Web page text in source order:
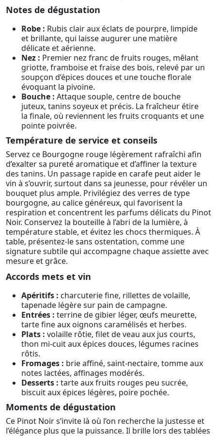
Notes de dégustation
Robe : Rubis clair aux éclats de pourpre, limpide
et brillante, qui laisse augurer une matière
délicate et aérienne.
Nez : Premier nez franc de fruits rouges, mêlant
griotte, framboise et fraise des bois, relevé par un
soupçon d’épices douces et une touche florale
évoquant la pivoine.
Bouche : Attaque souple, centre de bouche
juteux, tanins soyeux et précis. La fraîcheur étire
la finale, où reviennent les fruits croquants et une
pointe poivrée.
Température de service et conseils
Servez ce Bourgogne rouge légèrement rafraîchi afin
d’exalter sa pureté aromatique et d’affiner la texture
des tanins. Un passage rapide en carafe peut aider le
vin à s’ouvrir, surtout dans sa jeunesse, pour révéler un
bouquet plus ample. Privilégiez des verres de type
bourgogne, au calice généreux, qui favorisent la
respiration et concentrent les parfums délicats du Pinot
Noir. Conservez la bouteille à l’abri de la lumière, à
température stable, et évitez les chocs thermiques. À
table, présentez-le sans ostentation, comme une
signature subtile qui accompagne chaque assiette avec
mesure et grâce.
Accords mets et vin
Apéritifs : charcuterie fine, rillettes de volaille,
tapenade légère sur pain de campagne.
Entrées : terrine de gibier léger, œufs meurette,
tarte fine aux oignons caramélisés et herbes.
Plats : volaille rôtie, filet de veau aux jus courts,
thon mi-cuit aux épices douces, légumes racines
rôtis.
Fromages : brie affiné, saint-nectaire, tomme aux
notes lactées, affinages modérés.
Desserts : tarte aux fruits rouges peu sucrée,
biscuit aux épices légères, poire pochée.
Moments de dégustation
Ce Pinot Noir s’invite là où l’on recherche la justesse et
l’élégance plus que la puissance. Il brille lors des tablées